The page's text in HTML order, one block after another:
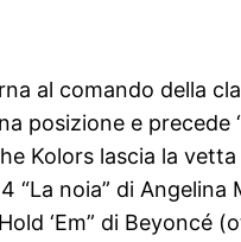
al comando della
posizione e precede
Kolors lascia la
“La noia” di
‘Em” di Beyoncé